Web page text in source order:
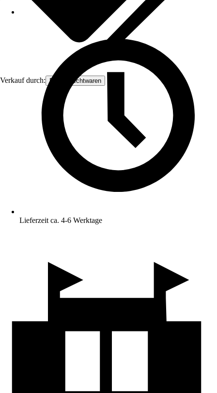
Verkauf durch: Frank Flechtwaren
Lieferzeit ca. 4-6 Werktage